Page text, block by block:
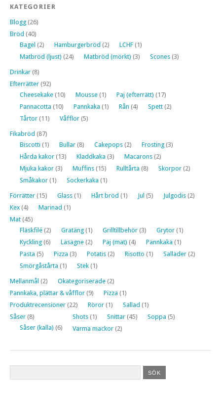
KATEGORIER
Blogg (26)
Bröd (40)
Bagel (2) Hamburgerbröd (2) LCHF (1)
Matbröd (ljust) (24) Matbröd (mörkt) (3) Scones (3)
Drinkar (8)
Efterrätter (92)
Cheesekake (10) Mousse (1) Paj (efterrätt) (17)
Pannacotta (10) Pannkaka (1) Rån (4) Spett (2)
Tårtor (11) Våfflor (5)
Fikabröd (87)
Biscotti (1) Bullar (8) Cakepops (2) Frosting (3)
Hårda kakor (13) Kladdkaka (3) Macarons (2)
Mjuka kakor (3) Muffins (15) Rulltårta (8) Skorpor (2)
Småkakor (1) Sockerkaka (1)
Förrätter (15) Glass (1) Hårt bröd (1) Jul (5) Julgodis (2)
Kex (4) Marinad (1)
Mat (45)
Fläskfilé (2) Gratäng (1) Grilltillbehör (3) Grytor (1)
Kyckling (6) Lasagne (2) Paj (mat) (4) Pannkaka (1)
Pasta (5) Pizza (3) Potatis (2) Risotto (1) Sallader (2)
Smörgåstårta (1) Stek (1)
Mellanmål (2) Okategoriserade (2)
Pannkaka, plättar & våfflor (9) Pizza (1)
Produktrecensioner (22) Röror (1) Sallad (1)
Såser (8)
Såser (kalla) (6)
Shots (1) Snittar (45) Soppa (5)
Varma mackor (2)